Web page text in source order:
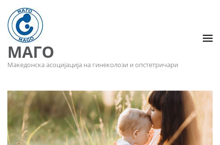
МАГО
Македонска асоцијација на гинеколози и опстетричари